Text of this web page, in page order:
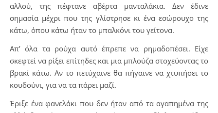
αλλού, της πέφτανε αβέρτα μανταλάκια. Δεν έδινε
σημασία μέχρι που της γλίστρησε κι ένα εσώρουχο της
κάτω, όπου κάτω ήταν το μπαλκόνι του γείτονα.
Απ’ όλα τα ρούχα αυτό έπρεπε να ρημαδοπέσει. Είχε
σκεφτεί να ρίξει επίτηδες και μια μπλούζα στοχεύοντας το
βρακί κάτω. Αν το πετύχαινε θα πήγαινε να χτυπήσει το
κουδούνι, για να τα πάρει μαζί.
Έριξε ένα φανελάκι που δεν ήταν από τα αγαπημένα της